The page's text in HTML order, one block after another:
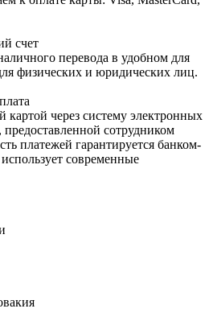
счет
перевода в удобном для
физических и юридических лиц.
картой через систему электронных
сотрудником
платежей гарантируется банком-
современные